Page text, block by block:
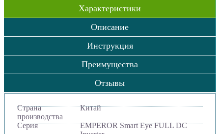
Характеристики
Описание
Инструкция
Преимущества
Отзывы
Страна
производства
Китай
Серия
EMPEROR Smart Eye FULL DC